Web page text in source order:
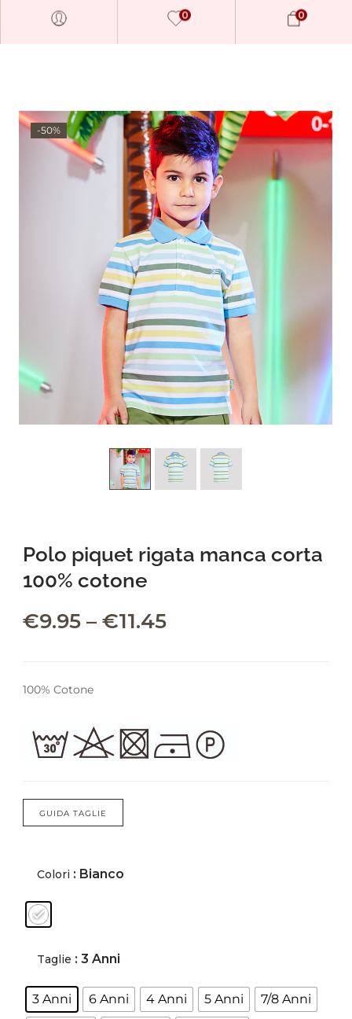
Millions of people around the
world visit Envato to buy and
sell creative assets, use smart
design templates, learn
creative skills or even hire
freelancers. With an industry-
leading marketplace paired
with an unlimited subscription
service, Envato helps creatives
like you get projects done
Careers
Privacy Policy
Sitemap
Meetups
0 0
-50%
Polo piquet rigata manca corta
100% cotone
€9.95 – €11.45
100% Cotone
GUIDA TAGLIE
Colori : Bianco
Taglie : 3 Anni
3 Anni 6 Anni 4 Anni 5 Anni
7/8 Anni